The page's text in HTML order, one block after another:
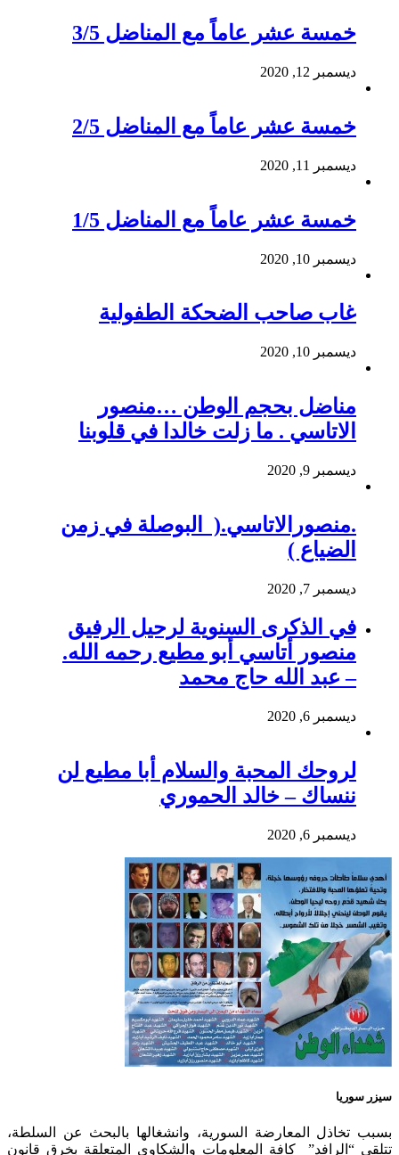
خمسة عشر عاماً مع المناضل 3/5
ديسمبر 12, 2020
خمسة عشر عاماً مع المناضل 2/5
ديسمبر 11, 2020
خمسة عشر عاماً مع المناضل 1/5
ديسمبر 10, 2020
غاب صاحب الضحكة الطفولية
ديسمبر 10, 2020
مناضل بحجم الوطن …منصور
الاتاسي . ما زلت خالدا في قلوبنا
ديسمبر 9, 2020
.منصورالاتاسي.( البوصلة في زمن
الضياع )
ديسمبر 7, 2020
في الذكرى السنوية لرحيل الرفيق
منصور أتاسي أبو مطيع رحمه الله.
– عبد الله حاج محمد
ديسمبر 6, 2020
لروحك المحبة والسلام أبا مطيع لن
ننساك – خالد الحموري
ديسمبر 6, 2020
سيزر سوريا
بسبب تخاذل المعارضة السورية، وانشغالها بالبحث عن السلطة،
تتلقى “الرافد” كافة المعلومات والشكاوي المتعلقة بخرق قانون